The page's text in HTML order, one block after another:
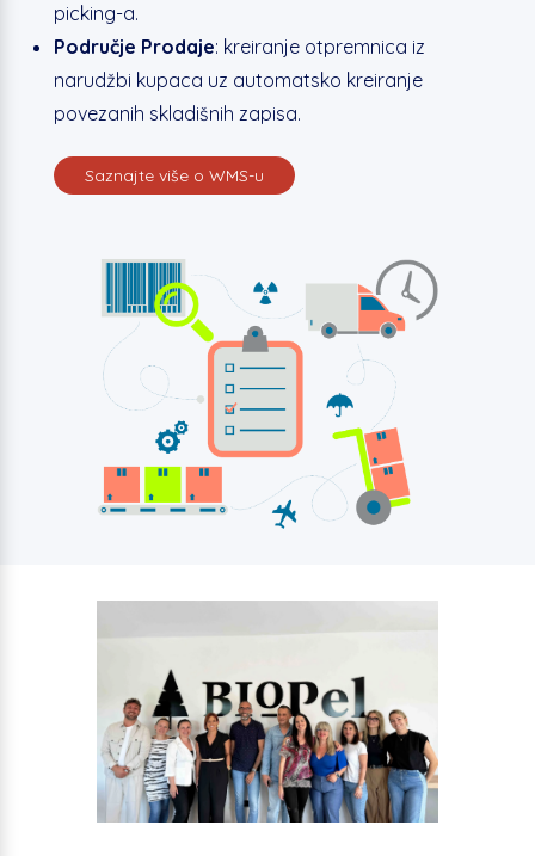
picking-a.
Područje Prodaje: kreiranje otpremnica iz
narudžbi kupaca uz automatsko kreiranje
povezanih skladišnih zapisa.
Saznajte više o WMS-u